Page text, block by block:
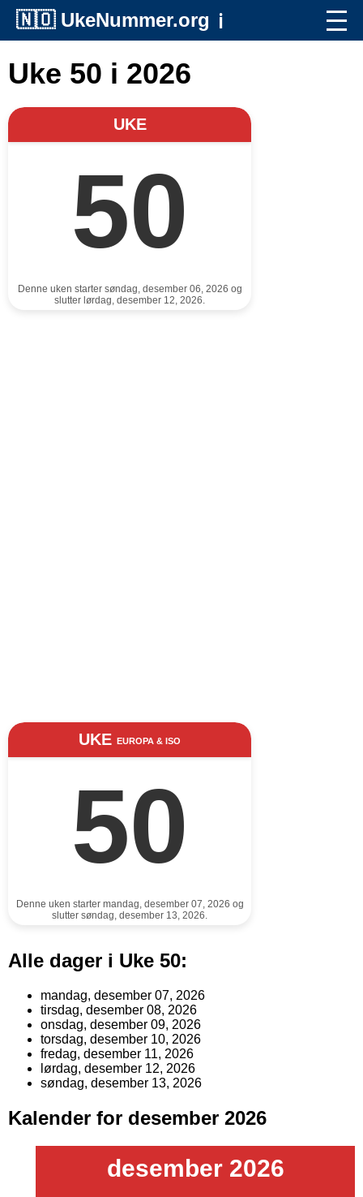
🇳🇴 UkeNummer.org ℹ️
Uke 50 i 2026
UKE
50
Denne uken starter søndag, desember 06, 2026 og
slutter lørdag, desember 12, 2026.
UKE EUROPA & ISO
50
Denne uken starter mandag, desember 07, 2026 og
slutter søndag, desember 13, 2026.
Alle dager i Uke 50:
mandag, desember 07, 2026
tirsdag, desember 08, 2026
onsdag, desember 09, 2026
torsdag, desember 10, 2026
fredag, desember 11, 2026
lørdag, desember 12, 2026
søndag, desember 13, 2026
Kalender for desember 2026
desember 2026